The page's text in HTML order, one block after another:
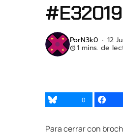
PorN3k0 12
1 mins. de
0
Para cerrar con